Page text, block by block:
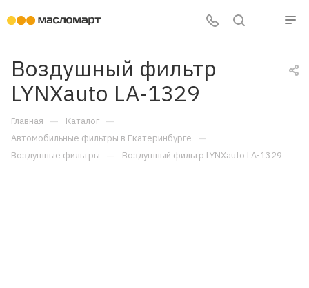
Воздушный фильтр
LYNXauto LA-1329
Главная — Каталог —
Автомобильные фильтры в Екатеринбурге —
Воздушные фильтры — Воздушный фильтр LYNXauto LA-1329